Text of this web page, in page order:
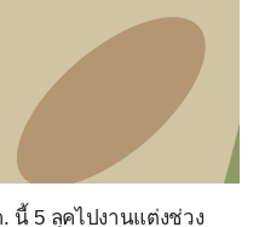
นี้ 5 ลุคไปงานแต่งช่วง